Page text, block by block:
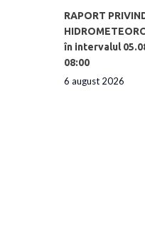
RAPORT
în intervalul
08:00
6 august 2026